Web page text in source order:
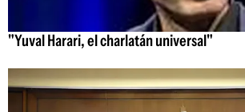
"Yuval Harari, el charlatán universal"